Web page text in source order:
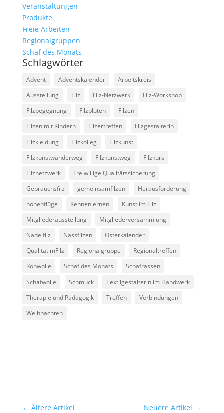
Veranstaltungen
Produkte
Freie Arbeiten
Regionalgruppen
Schaf des Monats
Schlagwörter
Advent Adventskalender
Arbeitskreis
Ausstellung
Filz Filz-Netzwerk
Filz-Workshop
Filzbegegnung
Filzblüten
Filzen
Filzen mit Kindern
Filzertreffen
Filzgestalterin
Filzkleidung
Filzkolleg
Filzkunst
Filzkunstwanderweg
Filzkunstweg
Filzkurs
Filznetzwerk
Freiwillige Qualitätssicherung
Gebrauchsfilz
gemeinsamfilzen
Herausforderung
höhenflüge
Kennenlernen
Kunst im Filz
Mitgliederausstellung
Mitgliederversammlung
Nadelfilz
Nassfilzen
Osterkalender
QualitätimFilz
Regionalgruppe
Regionaltreffen
Rohwolle
Schaf des Monats
Schafrassen
Schafwolle
Schmuck
Textilgestalterin im Handwerk
Therapie und Pädagogik
Treffen
Verbindungen
Weihnachten
← Ältere Artikel Neuere Artikel →